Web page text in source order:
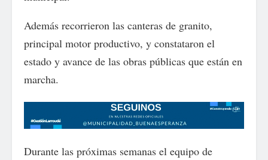
Además recorrieron las canteras de granito,
principal motor productivo, y constataron el
estado y avance de las obras públicas que están en
marcha.
Durante las próximas semanas el equipo de